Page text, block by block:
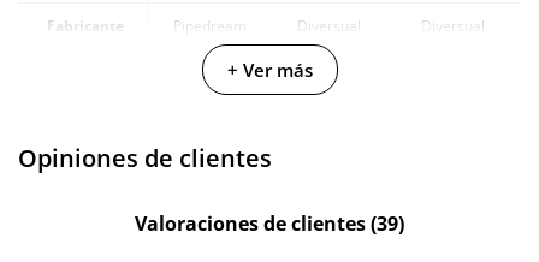
Fabricante Pipedream Diversual Diversual
Fantasy C-
Diversual
Basics
Negro
+ Ver más
Opiniones de clientes
Valoraciones de clientes (39)